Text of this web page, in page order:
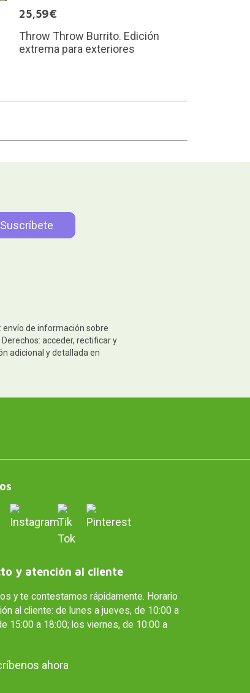
25,59€
Throw Throw Burrito. Edición
extrema para exteriores
envío de información sobre
acceder, rectificar y
adicional y detallada en
y atención al cliente
y te contestamos rápidamente. Horario
al cliente: de lunes a jueves, de 10:00 a
15:00 a 18:00; los viernes, de 10:00 a
ahora